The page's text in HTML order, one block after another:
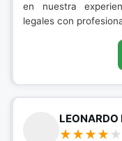
en nuestra
legales con
LEONARDO